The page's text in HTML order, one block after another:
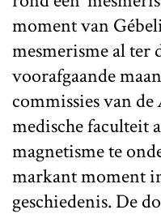
moment van
mesmerisme al ter
voorafgaande
commissies van de
medische faculteit
magnetisme te
markant moment
geschiedenis. De